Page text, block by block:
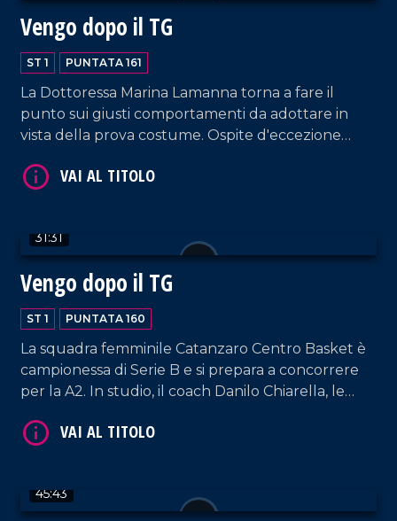
Vengo dopo il TG
ST 1 PUNTATA 161
La Dottoressa Marina Lamanna torna a fare il
punto sui giusti comportamenti da adottare in
vista della prova costume. Ospite d'eccezione
estati italiane degli anni 2000 e precorritrice
31:31
Vengo dopo il TG
ST 1 PUNTATA 160
La squadra femminile Catanzaro Centro Basket è
campionessa di Serie B e si prepara a concorrere
per la A2. In studio, il coach Danilo Chiarella, le
l'ufficio stampa Chiara Zanella.
45:43
VAI AL TITOLO
VAI AL TITOLO